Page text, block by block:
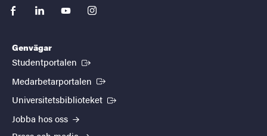
facebooklinkedinyoutubeinstagram
Genvägar
Studentportalen (Extern länk)
Medarbetarportalen (Extern länk)
Universitetsbiblioteket (Extern länk)
Jobba hos oss